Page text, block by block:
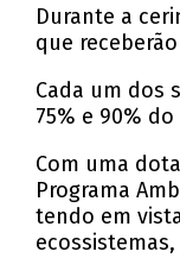
Durante a
que
Cada um dos
75% e 90%
Com uma
Programa
tendo em